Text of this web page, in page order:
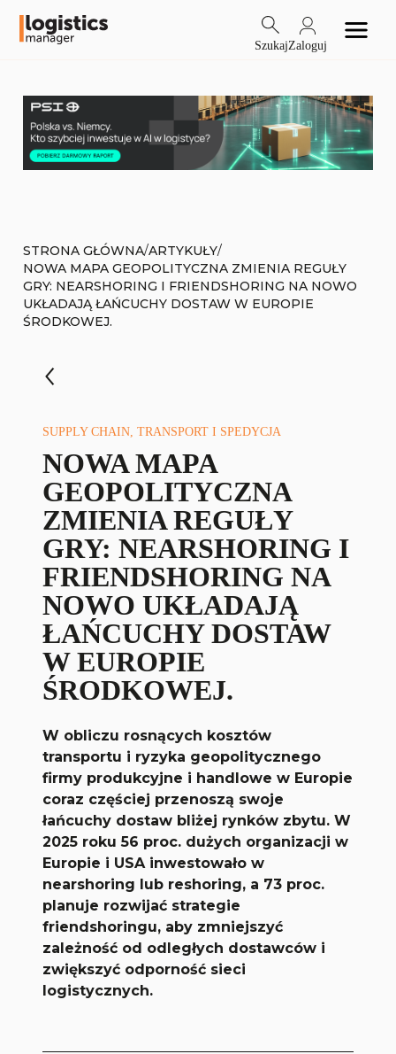
SzukajZaloguj
STRONA GŁÓWNA/ARTYKUŁY/
NOWA MAPA GEOPOLITYCZNA ZMIENIA REGUŁY
GRY: NEARSHORING I FRIENDSHORING NA NOWO
UKŁADAJĄ ŁAŃCUCHY DOSTAW W EUROPIE
ŚRODKOWEJ.
SUPPLY CHAIN, TRANSPORT I SPEDYCJA
NOWA MAPA
GEOPOLITYCZNA
ZMIENIA REGUŁY
GRY: NEARSHORING I
FRIENDSHORING NA
NOWO UKŁADAJĄ
ŁAŃCUCHY DOSTAW
W EUROPIE
ŚRODKOWEJ.
W obliczu rosnących kosztów
transportu i ryzyka geopolitycznego
firmy produkcyjne i handlowe w Europie
coraz częściej przenoszą swoje
łańcuchy dostaw bliżej rynków zbytu. W
2025 roku 56 proc. dużych organizacji w
Europie i USA inwestowało w
nearshoring lub reshoring, a 73 proc.
planuje rozwijać strategie
friendshoringu, aby zmniejszyć
zależność od odległych dostawców i
zwiększyć odporność sieci
logistycznych.